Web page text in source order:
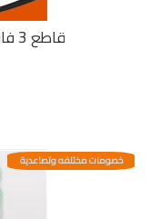
قاطع 3 فاز 160A أوتوماتيك MCCB
خصومات مختلفه وتصاعدية